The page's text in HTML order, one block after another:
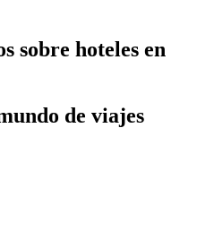
sobre hoteles en
de viajes